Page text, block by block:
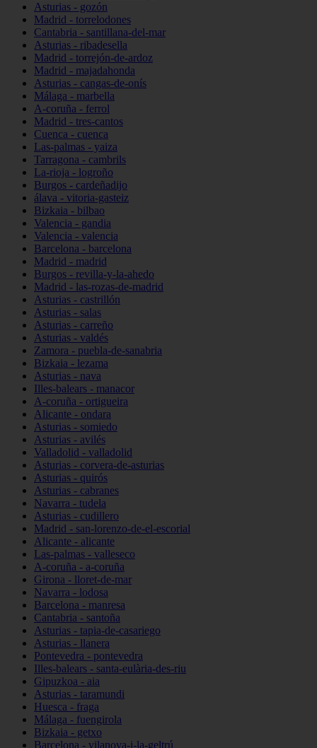
Asturias - gozón
Madrid - torrelodones
Cantabria - santillana-del-mar
Asturias - ribadesella
Madrid - torrejón-de-ardoz
Madrid - majadahonda
Asturias - cangas-de-onís
Málaga - marbella
A-coruña - ferrol
Madrid - tres-cantos
Cuenca - cuenca
Las-palmas - yaiza
Tarragona - cambrils
La-rioja - logroño
Burgos - cardeñadijo
álava - vitoria-gasteiz
Bizkaia - bilbao
Valencia - gandia
Valencia - valencia
Barcelona - barcelona
Madrid - madrid
Burgos - revilla-y-la-ahedo
Madrid - las-rozas-de-madrid
Asturias - castrillón
Asturias - salas
Asturias - carreño
Asturias - valdés
Zamora - puebla-de-sanabria
Bizkaia - lezama
Asturias - nava
Illes-balears - manacor
A-coruña - ortigueira
Alicante - ondara
Asturias - somiedo
Asturias - avilés
Valladolid - valladolid
Asturias - corvera-de-asturias
Asturias - quirós
Asturias - cabranes
Navarra - tudela
Asturias - cudillero
Madrid - san-lorenzo-de-el-escorial
Alicante - alicante
Las-palmas - valleseco
A-coruña - a-coruña
Girona - lloret-de-mar
Navarra - lodosa
Barcelona - manresa
Cantabria - santoña
Asturias - tapia-de-casariego
Asturias - llanera
Pontevedra - pontevedra
Illes-balears - santa-eulària-des-riu
Gipuzkoa - aia
Asturias - taramundi
Huesca - fraga
Málaga - fuengirola
Bizkaia - getxo
Barcelona - vilanova-i-la-geltrú